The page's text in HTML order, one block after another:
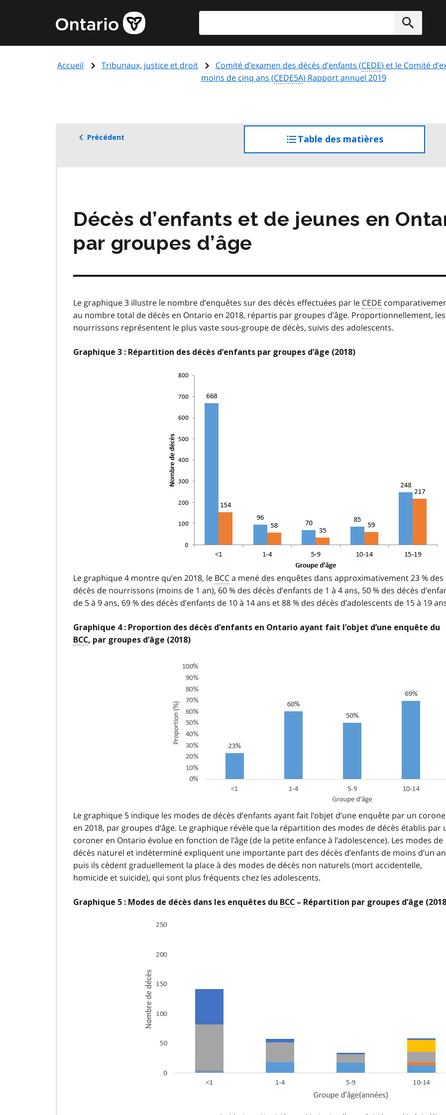
principal
Page
d'accueil
de
Accueil Tribunaux, justice et droit Comité d’examen des décès d’enfants (CEDE) et le Comité
moins de cinq ans (CEDE5A) Rapport annuel 2019
Précédent Table des matièresaccéder
à
Décès d’enfants et de jeunes en
par groupes d’âge
Le graphique 3 illustre le nombre d’enquêtes sur des décès effectuées par le CEDE
au nombre total de décès en Ontario en 2018, répartis par groupes d’âge. Proportionnellement, les
nourrissons représentent le plus vaste sous-groupe de décès, suivis des adolescents.
Graphique 3 : Répartition des décès d’enfants par groupes d’âge (2018)
Image
Le graphique 4 montre qu’en 2018, le BCCa mené des enquêtes dans approximativement 23 % des
décès de nourrissons (moins de 1 an), 60 % des décès d’enfants de 1 à 4 ans, 50 % des décès
de 5 à 9 ans, 69 % des décès d’enfants de 10 à 14 ans et 88 % des décès d’adolescents de 15 à 19
Graphique 4 : Proportion des décès d’enfants en Ontario ayant fait l’objet d’une enquête du
BCC, par groupes d’âge (2018)
Image
Le graphique 5 indique les modes de décès d’enfants ayant fait l’objet d’une enquête par un
en 2018, par groupes d’âge. Le graphique révèle que la répartition des modes de décès établis par
coroner en Ontario évolue en fonction de l’âge (de la petite enfance à l’adolescence). Les modes de
décès naturel et indéterminé expliquent une importante part des décès d’enfants de moins d’un
puis ils cèdent graduellement la place à des modes de décès non naturels (mort accidentelle,
homicide et suicide), qui sont plus fréquents chez les adolescents.
Graphique 5 : Modes de décès dans les enquêtes du BCC – Répartition par groupes d’âge
Image